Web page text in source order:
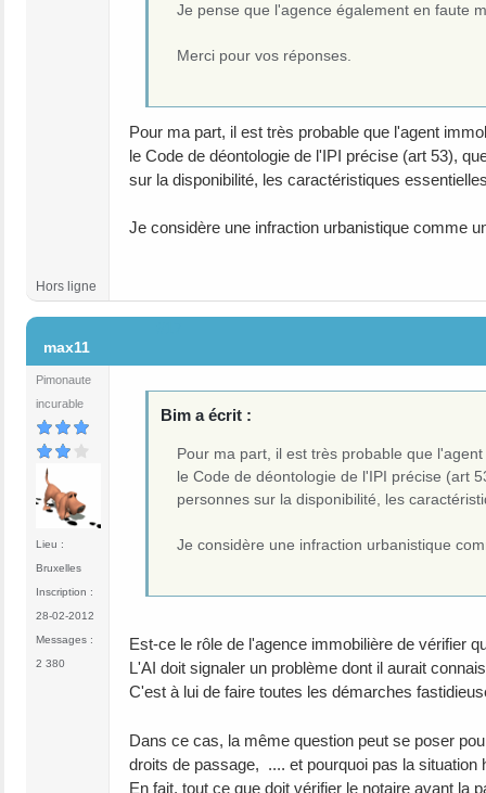
Je pense que l'agence également en faute
Merci pour vos réponses.
Pour ma part, il est très probable que l'agent
le Code de déontologie de l'IPI précise (art 53),
sur la disponibilité, les caractéristiques
Je considère une infraction urbanistique comme
Hors ligne
max11
Pimonaute
incurable
Lieu :
Bruxelles
Inscription :
28-02-2012
Messages :
2 380
Bim a écrit :
Pour ma part, il est très probable que
le Code de déontologie de l'IPI précise (art
personnes sur la disponibilité, les
Je considère une infraction urbanistique
Est-ce le rôle de l'agence immobilière de vérifier
L'AI doit signaler un problème dont il aurait
C'est à lui de faire toutes les démarches
Dans ce cas, la même question peut se poser
droits de passage, .... et pourquoi pas la situation
En fait, tout ce que doit vérifier le notaire avant la